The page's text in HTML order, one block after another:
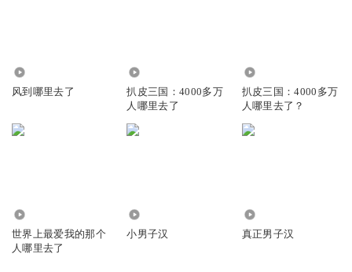
男子汉都哪里去了
风到哪里去了
扒皮三国：4000多万
人哪里去了
扒皮三国：4000多万
人哪里去了？
世界上最爱我的那个
人哪里去了
小男子汉 真正男子汉